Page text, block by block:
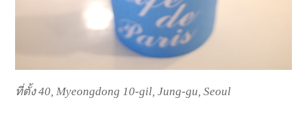
ที่ตั้ง 40, Myeongdong 10-gil, Jung-gu, Seoul